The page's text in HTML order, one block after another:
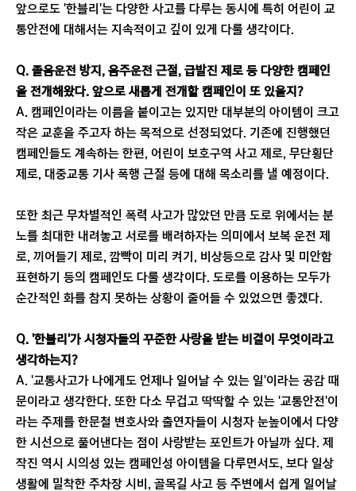
앞으로도 '한블리'는 다양한 사고를 다루는 동시에 특히 어린이 교
통안전에 대해서는 지속적이고 깊이 있게 다룰 생각이다.
Q. 졸음운전 방지, 음주운전 근절, 급발진 제로 등 다양한 캠페인
을 전개해왔다. 앞으로 새롭게 전개할 캠페인이 또 있을지?
A. 캠페인이라는 이름을 붙이고는 있지만 대부분의 아이템이 크고
작은 교훈을 주고자 하는 목적으로 선정되었다. 기존에 진행했던
캠페인들도 계속하는 한편, 어린이 보호구역 사고 제로, 무단횡단
제로, 대중교통 기사 폭행 근절 등에 대해 목소리를 낼 예정이다.
또한 최근 무차별적인 폭력 사고가 많았던 만큼 도로 위에서는 분
노를 최대한 내려놓고 서로를 배려하자는 의미에서 보복 운전 제
로, 끼어들기 제로, 깜빡이 미리 켜기, 비상등으로 감사 및 미안함
표현하기 등의 캠페인도 다룰 생각이다. 도로를 이용하는 모두가
순간적인 화를 참지 못하는 상황이 줄어들 수 있었으면 좋겠다.
Q. '한블리'가 시청자들의 꾸준한 사랑을 받는 비결이 무엇이라고
생각하는지?
A. '교통사고가 나에게도 언제나 일어날 수 있는 일'이라는 공감 때
문이라고 생각한다. 또한 다소 무겁고 딱딱할 수 있는 '교통안전'이
라는 주제를 한문철 변호사와 출연자들이 시청자 눈높이에서 다양
한 시선으로 풀어낸다는 점이 사랑받는 포인트가 아닐까 싶다. 제
작진 역시 시의성 있는 캠페인성 아이템을 다루면서도, 보다 일상
생활에 밀착한 주차장 시비, 골목길 사고 등 주변에서 쉽게 일어날